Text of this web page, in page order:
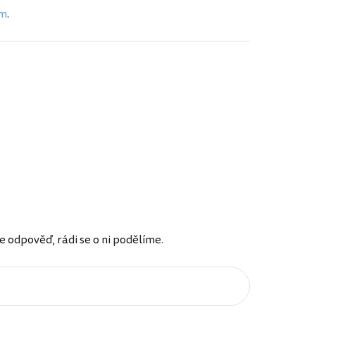
.
odpověď, rádi se o ni podělíme.